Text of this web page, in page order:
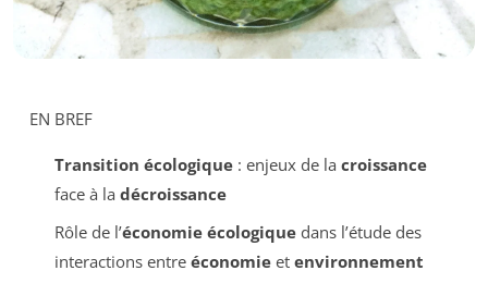
EN BREF
Transition écologique: enjeux de la croissance
face à la décroissance
Rôle de l’économie écologiquedans l’étude des
interactions entre économieet environnement